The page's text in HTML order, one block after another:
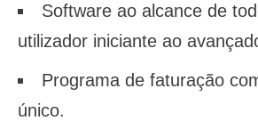
Software ao alcance de
utilizador iniciante ao
Programa de faturação
único.